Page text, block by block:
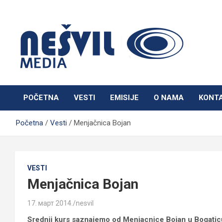
Nešvil Media Bogatić
POČETNA VESTI EMISIJE O NAMA
Početna Vesti Menjačnica Bojan
VESTI
Menjačnica Bojan
17. март 2014. nesvil
Srednji kurs saznajemo od Menjacnice Bojan u